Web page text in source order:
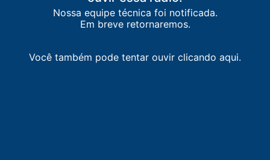
Nossa equipe técnica foi notificada.
Em breve retornaremos.
Você também pode tentar ouvir clicando aqui.